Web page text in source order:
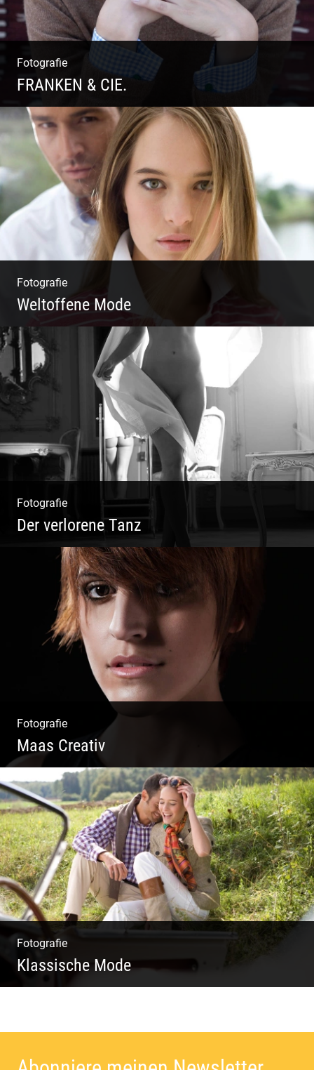
Fotografie
FRANKEN & CIE.
Katalog Shooting | Moderne Klassik |
Luxuriöse Mode | Country Style
Fotografie
Weltoffene Mode
Authentische Damenmode | Hochwertige
Materialien | Moderne Kollektionen |
Exklusive Bekleidung
Fotografie
Der verlorene Tanz
Bewegung im Fluss – sinnliche Aktfotografie
Fotografie
Maas Creativ
Wella Trendshows | Kreatives Styling |
Friseur Salon | Haar Trends
Fotografie
Klassische Mode